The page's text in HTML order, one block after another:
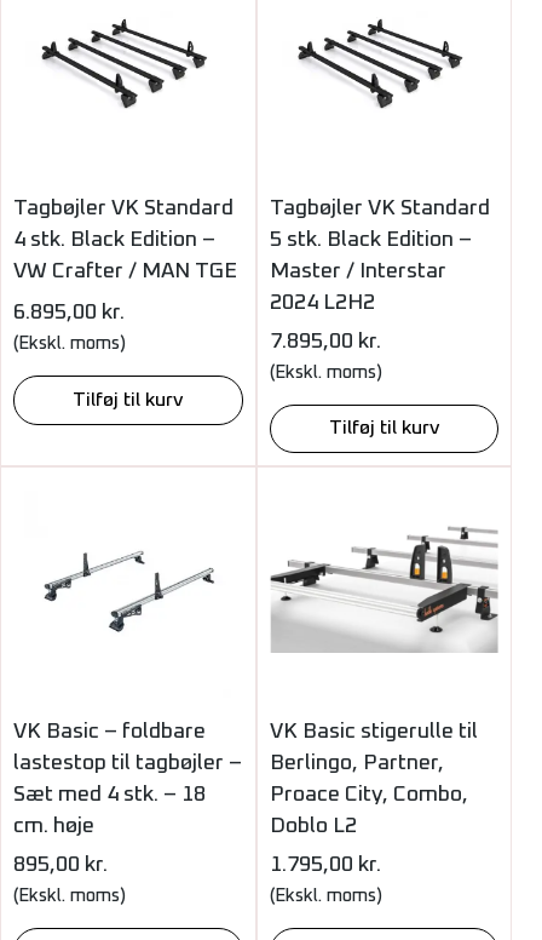
Tagbøjler VK Standard
4 stk. Black Edition –
VW Crafter / MAN TGE
6.895,00 kr.
(Ekskl. moms)
Tilføj til kurv
Tagbøjler VK Standard
5 stk. Black Edition –
Master / Interstar
2024 L2H2
7.895,00 kr.
(Ekskl. moms)
Tilføj til kurv
VK Basic – foldbare
lastestop til tagbøjler –
Sæt med 4 stk. – 18
cm. høje
895,00 kr.
(Ekskl. moms)
VK Basic stigerulle til
Berlingo, Partner,
Proace City, Combo,
Doblo L2
1.795,00 kr.
(Ekskl. moms)